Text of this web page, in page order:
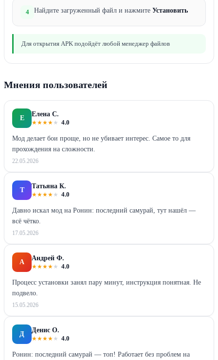
4 Найдите загруженный файл и нажмите Установить
Для открытия APK подойдёт любой менеджер файлов
Мнения пользователей
Е
Елена С.
★★★★ ★ 4.0
Мод делает бои проще, но не убивает интерес. Самое то для
прохождения на сложности.
22.05.2026
Т
Татьяна К.
★★★★ ★ 4.0
Давно искал мод на Ронин: последний самурай, тут нашёл —
всё чётко.
17.05.2026
А
Андрей Ф.
★★★★ ★ 4.0
Процесс установки занял пару минут, инструкция понятная. Не
подвело.
15.05.2026
Д
Денис О.
★★★★ ★ 4.0
Ронин: последний самурай — топ! Работает без проблем на